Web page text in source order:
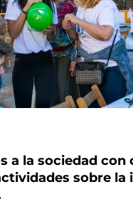
a la sociedad con
sobre la